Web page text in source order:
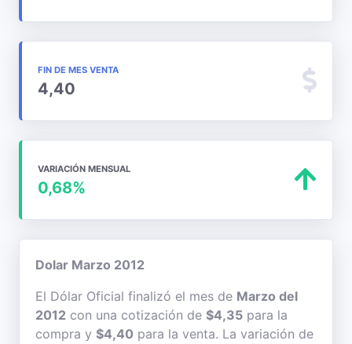
FIN DE MES VENTA
4,40
VARIACIÓN MENSUAL
0,68%
Dolar Marzo 2012
El Dólar Oficial finalizó el mes de Marzo del
2012 con una cotización de $4,35 para la
compra y $4,40 para la venta. La variación de